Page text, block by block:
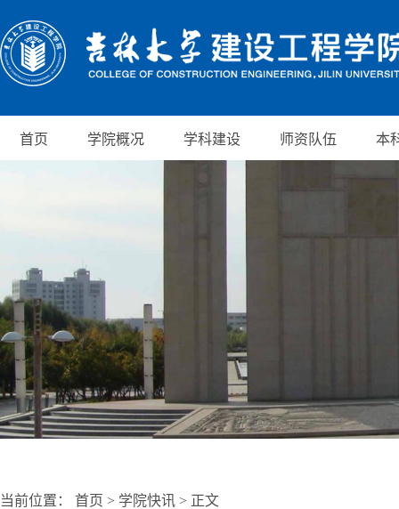
首页 学院概况 学科建设 师资队伍 本
当前位置： 首页 > 学院快讯 > 正文